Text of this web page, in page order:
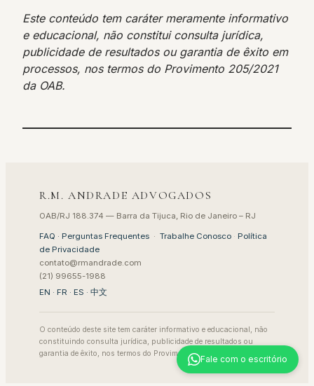
Este conteúdo tem caráter meramente informativo
e educacional, não constitui consulta jurídica,
publicidade de resultados ou garantia de êxito em
processos, nos termos do Provimento 205/2021
da OAB.
R.M. ANDRADE ADVOGADOS
OAB/RJ 188.374 — Barra da Tijuca, Rio de Janeiro – RJ
FAQ · Perguntas Frequentes · Trabalhe Conosco · Política
de Privacidade
contato@rmandrade.com
(21) 99655-1988
EN · FR · ES · 中文
O conteúdo deste site tem caráter informativo e educacional, não
constituindo consulta jurídica, publicidade de resultados ou
garantia de êxito, nos termos do Provimento 205/2021 da OAB.
Fale com o escritório